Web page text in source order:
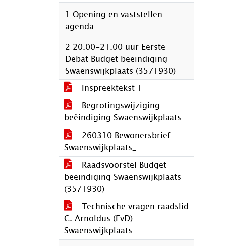
1 Opening en vaststellen
agenda
2 20.00-21.00 uur Eerste
Debat Budget beëindiging
Swaenswijkplaats (3571930)
Inspreektekst 1
Begrotingswijziging
beëindiging Swaenswijkplaats
260310 Bewonersbrief
Swaenswijkplaats_
Raadsvoorstel Budget
beëindiging Swaenswijkplaats
(3571930)
Technische vragen raadslid
C. Arnoldus (FvD)
Swaenswijkplaats